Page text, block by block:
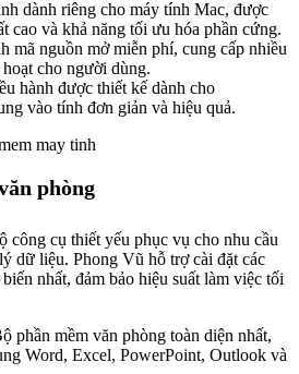
dành riêng cho máy tính Mac, được
cao và khả năng tối ưu hóa phần cứng.
mã nguồn mở miễn phí, cung cấp nhiều
cho người dùng.
hành được thiết kế dành cho
vào tính đơn giản và hiệu quả.
phòng
công cụ thiết yếu phục vụ cho nhu cầu
dữ liệu. Phong Vũ hỗ trợ cài đặt các
nhất, đảm bảo hiệu suất làm việc tối
phần mềm văn phòng toàn diện nhất,
Word, Excel, PowerPoint, Outlook và